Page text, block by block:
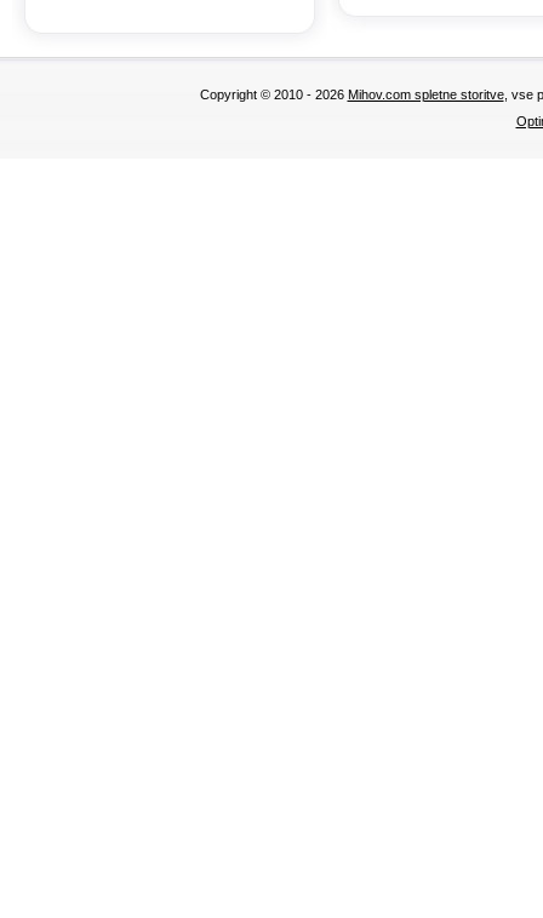
Copyright © 2010 - 2026 Mihov.com spletne storitve, vse